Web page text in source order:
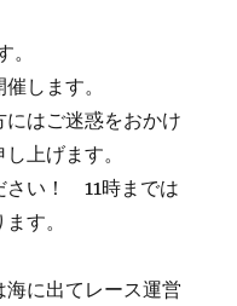
します。
はご迷惑をおかけ
上げます。
さい！ 11時までは
す。
海に出てレース運営